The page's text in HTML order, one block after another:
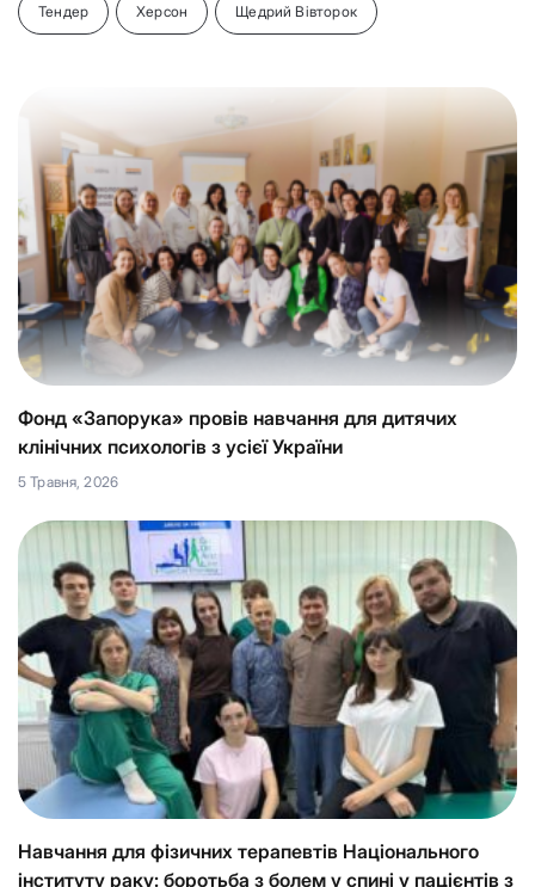
Тендер Херсон Щедрий Вівторок
Фонд «Запорука» провів навчання для дитячих
клінічних психологів з усієї України
5 Травня, 2026
Навчання для фізичних терапевтів Національного
інституту раку: боротьба з болем у спині у пацієнтів з